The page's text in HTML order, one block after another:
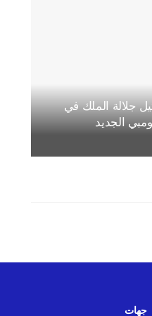
جلالة الملك في
الجديد
جهات